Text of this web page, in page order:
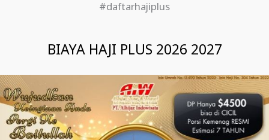
#daftarhajiplus
BIAYA HAJI PLUS 2026 2027